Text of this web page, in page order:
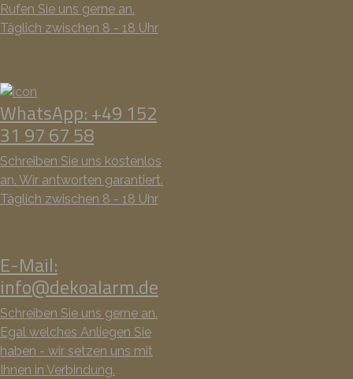
Rufen Sie uns gerne an.
Täglich zwischen 8 - 18 Uhr
WhatsApp: +49 152
31 97 67 58
Schreiben Sie uns kostenlos
an. Wir antworten garantiert.
Täglich zwischen 8 - 18 Uhr
E-Mail:
info@dekoalarm.de
Schreiben Sie uns gerne an.
Egal welches Anliegen Sie
haben - wir setzen uns mit
Ihnen in Verbindung.